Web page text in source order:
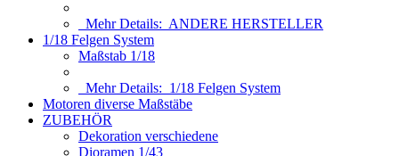
Mehr Details: ANDERE HERSTELLER
1/18 Felgen System
Maßstab 1/18
Mehr Details: 1/18 Felgen System
Motoren diverse Maßstäbe
ZUBEHÖR
Dekoration verschiedene
Dioramen 1/43